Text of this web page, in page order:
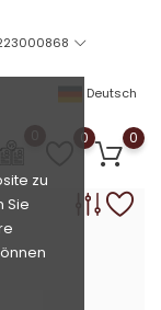
zu
Sie
Deutsch
0 0